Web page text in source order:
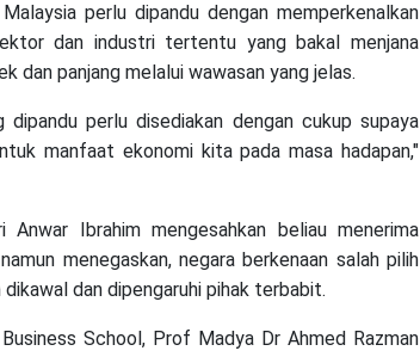
perlu dipandu dengan memperkenalkan
dan industri tertentu yang bakal menjana
dan panjang melalui wawasan yang jelas.
perlu disediakan dengan cukup supaya
manfaat ekonomi kita pada masa hadapan,"
Ibrahim mengesahkan beliau menerima
menegaskan, negara berkenaan salah pilih
dan dipengaruhi pihak terbabit.
School, Prof Madya Dr Ahmed Razman